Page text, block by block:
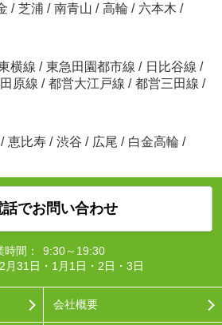
/ 芝浦 / 南青山 / 高輪 / 六本木 /
横線 / 東急田園都市線 / 日比谷線 /
原線 / 都営大江戸線 / 都営三田線 /
/ 恵比寿 / 渋谷 / 広尾 / 白金高輪 /
話でお問い合わせ
時間：
9:30～19:30
月31日・1月1日・2日・3日
会社概要